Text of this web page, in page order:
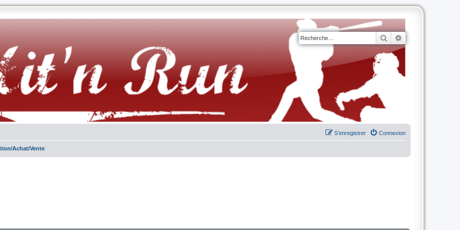
Rechercher
Connexion
S’enregistrer
Achat/Vente